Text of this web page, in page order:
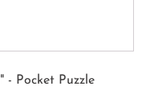
- Pocket Puzzle